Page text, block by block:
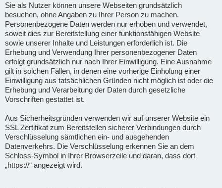
Sie als Nutzer können unsere Webseiten grundsätzlich
besuchen, ohne Angaben zu Ihrer Person zu machen.
Personenbezogene Daten werden nur erhoben und verwendet,
soweit dies zur Bereitstellung einer funktionsfähigen Website
sowie unserer Inhalte und Leistungen erforderlich ist. Die
Erhebung und Verwendung Ihrer personenbezogener Daten
erfolgt grundsätzlich nur nach Ihrer Einwilligung. Eine Ausnahme
gilt in solchen Fällen, in denen eine vorherige Einholung einer
Einwilligung aus tatsächlichen Gründen nicht möglich ist oder die
Erhebung und Verarbeitung der Daten durch gesetzliche
Vorschriften gestattet ist.
Aus Sicherheitsgründen verwenden wir auf unserer Website ein
SSL Zertifikat zum Bereitstellen sicherer Verbindungen durch
Verschlüsselung sämtlichen ein- und ausgehenden
Datenverkehrs. Die Verschlüsselung erkennen Sie an dem
Schloss-Symbol in Ihrer Browserzeile und daran, dass dort
„https://“ angezeigt wird.